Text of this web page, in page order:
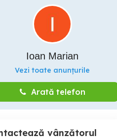
Ioan Marian
Vezi toate anunțurile
Arată telefon
vânzătorul